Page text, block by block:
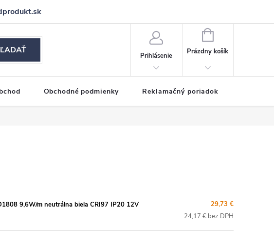
Prihlásenie
NÁKUPNÝ
KOŠÍK
Prázdny košík
Obchodné podmienky Reklamačný poriadok
9,6W/m neutrálna biela CRI97 IP20 12V
29,73 €
24,17 € bez DPH